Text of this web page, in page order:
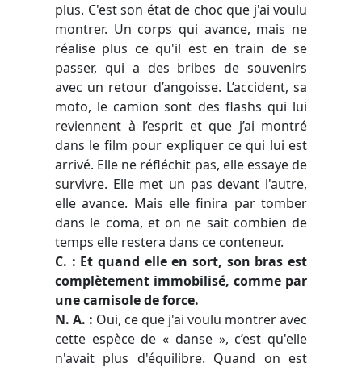
plus. C'est son état de choc que j'ai voulu
montrer. Un corps qui avance, mais ne
réalise plus ce qu'il est en train de se
passer, qui a des bribes de souvenirs
avec un retour d’angoisse. L’accident, sa
moto, le camion sont des flashs qui lui
reviennent à l’esprit et que j’ai montré
dans le film pour expliquer ce qui lui est
arrivé. Elle ne réfléchit pas, elle essaye de
survivre. Elle met un pas devant l'autre,
elle avance. Mais elle finira par tomber
dans le coma, et on ne sait combien de
temps elle restera dans ce conteneur.
C. : Et quand elle en sort, son bras est
complètement immobilisé, comme par
une camisole de force.
N. A. : Oui, ce que j'ai voulu montrer avec
cette espèce de « danse », c’est qu'elle
n'avait plus d'équilibre. Quand on est